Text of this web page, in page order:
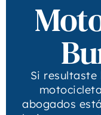
Si resultaste
abogados